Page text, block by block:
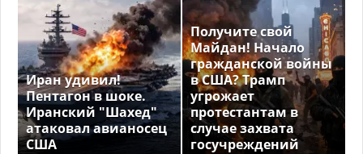
Иран удивил!
Пентагон в шоке.
Иранский "Шахед"
атаковал авианосец
США
Получите свой
Майдан! Начало
гражданской войны
в США? Трамп
угрожает
протестантам в
случае захвата
госучреждений